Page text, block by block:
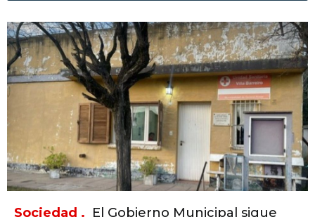
Sociedad . El Gobierno Municipal sigue